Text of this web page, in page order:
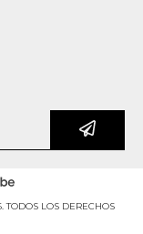
TODOS LOS DERECHOS